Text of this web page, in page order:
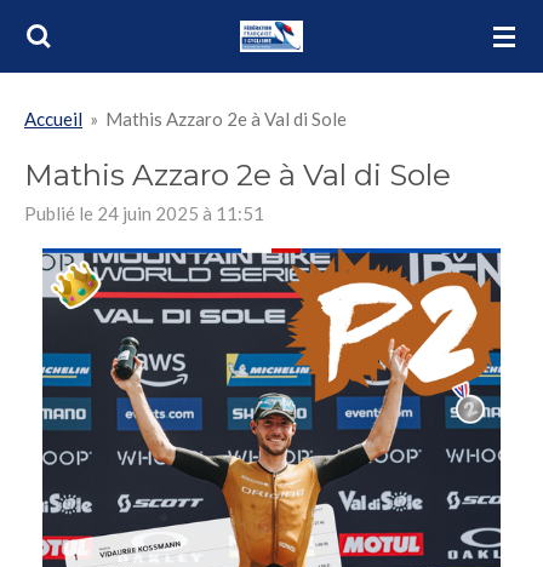
Passer
principal
Accueil » Mathis Azzaro 2e à Val di Sole
Mathis Azzaro 2e à Val di Sole
Publié le 24 juin 2025 à 11:51